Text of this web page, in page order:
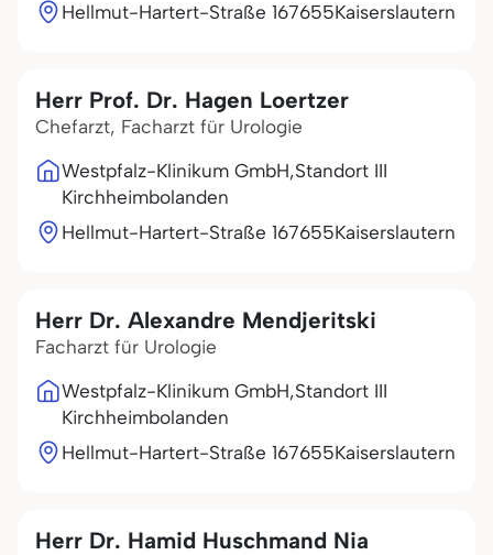
Hellmut-Hartert-Straße 167655Kaiserslautern
Herr Prof. Dr. Hagen Loertzer
Chefarzt, Facharzt für Urologie
Westpfalz-Klinikum GmbH,Standort III
Kirchheimbolanden
Hellmut-Hartert-Straße 167655Kaiserslautern
Herr Dr. Alexandre Mendjeritski
Facharzt für Urologie
Westpfalz-Klinikum GmbH,Standort III
Kirchheimbolanden
Hellmut-Hartert-Straße 167655Kaiserslautern
Herr Dr. Hamid Huschmand Nia